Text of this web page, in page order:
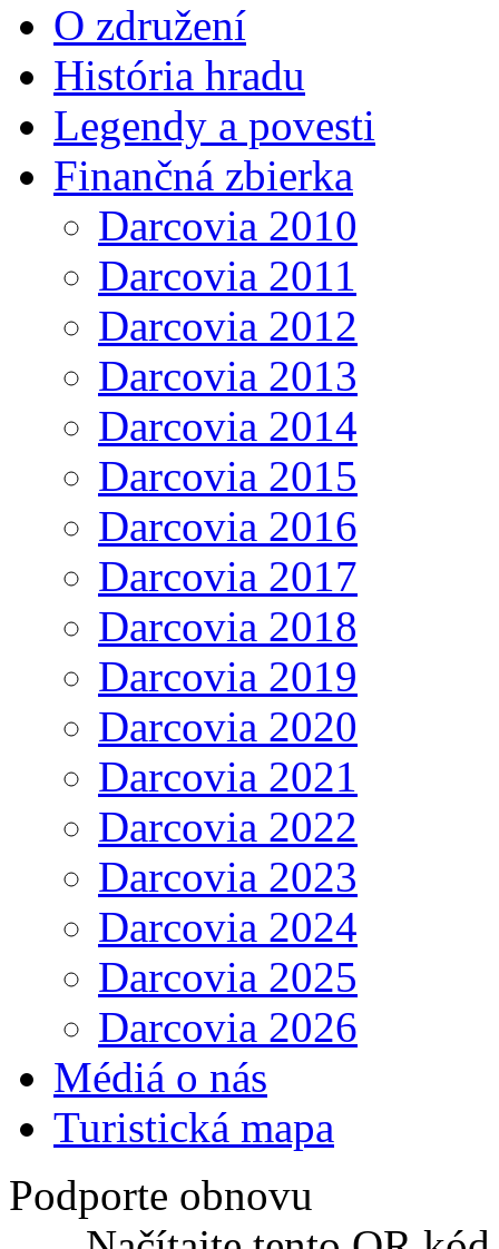
O združení
História hradu
Legendy a povesti
Finančná zbierka
Darcovia 2010
Darcovia 2011
Darcovia 2012
Darcovia 2013
Darcovia 2014
Darcovia 2015
Darcovia 2016
Darcovia 2017
Darcovia 2018
Darcovia 2019
Darcovia 2020
Darcovia 2021
Darcovia 2022
Darcovia 2023
Darcovia 2024
Darcovia 2025
Darcovia 2026
Médiá o nás
Turistická mapa
Podporte obnovu